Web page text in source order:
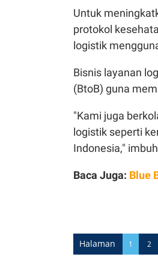
Untuk
protokol
logistik
Bisnis layanan
(BtoB) guna
"Kami juga
logistik seperti
Indonesia,"
Baca Juga: Blue
Halaman 1 2